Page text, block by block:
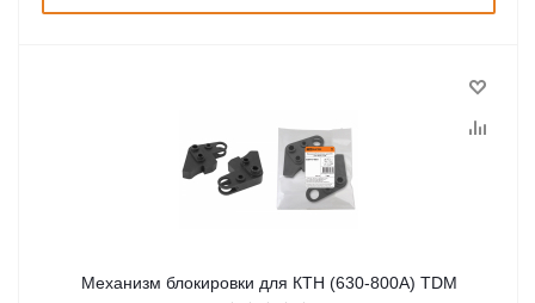
Механизм блокировки для КТН (630-800А) TDM